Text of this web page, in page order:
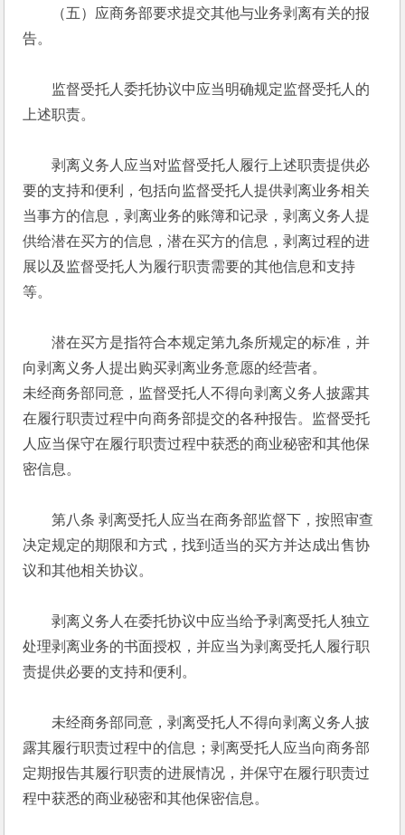
（五）应商务部要求提交其他与业务剥离有关的报
告。
监督受托人委托协议中应当明确规定监督受托人的
上述职责。
剥离义务人应当对监督受托人履行上述职责提供必
要的支持和便利，包括向监督受托人提供剥离业务相关
当事方的信息，剥离业务的账簿和记录，剥离义务人提
供给潜在买方的信息，潜在买方的信息，剥离过程的进
展以及监督受托人为履行职责需要的其他信息和支持
等。
潜在买方是指符合本规定第九条所规定的标准，并
向剥离义务人提出购买剥离业务意愿的经营者。
未经商务部同意，监督受托人不得向剥离义务人披露其
在履行职责过程中向商务部提交的各种报告。监督受托
人应当保守在履行职责过程中获悉的商业秘密和其他保
密信息。
第八条 剥离受托人应当在商务部监督下，按照审查
决定规定的期限和方式，找到适当的买方并达成出售协
议和其他相关协议。
剥离义务人在委托协议中应当给予剥离受托人独立
处理剥离业务的书面授权，并应当为剥离受托人履行职
责提供必要的支持和便利。
未经商务部同意，剥离受托人不得向剥离义务人披
露其履行职责过程中的信息；剥离受托人应当向商务部
定期报告其履行职责的进展情况，并保守在履行职责过
程中获悉的商业秘密和其他保密信息。